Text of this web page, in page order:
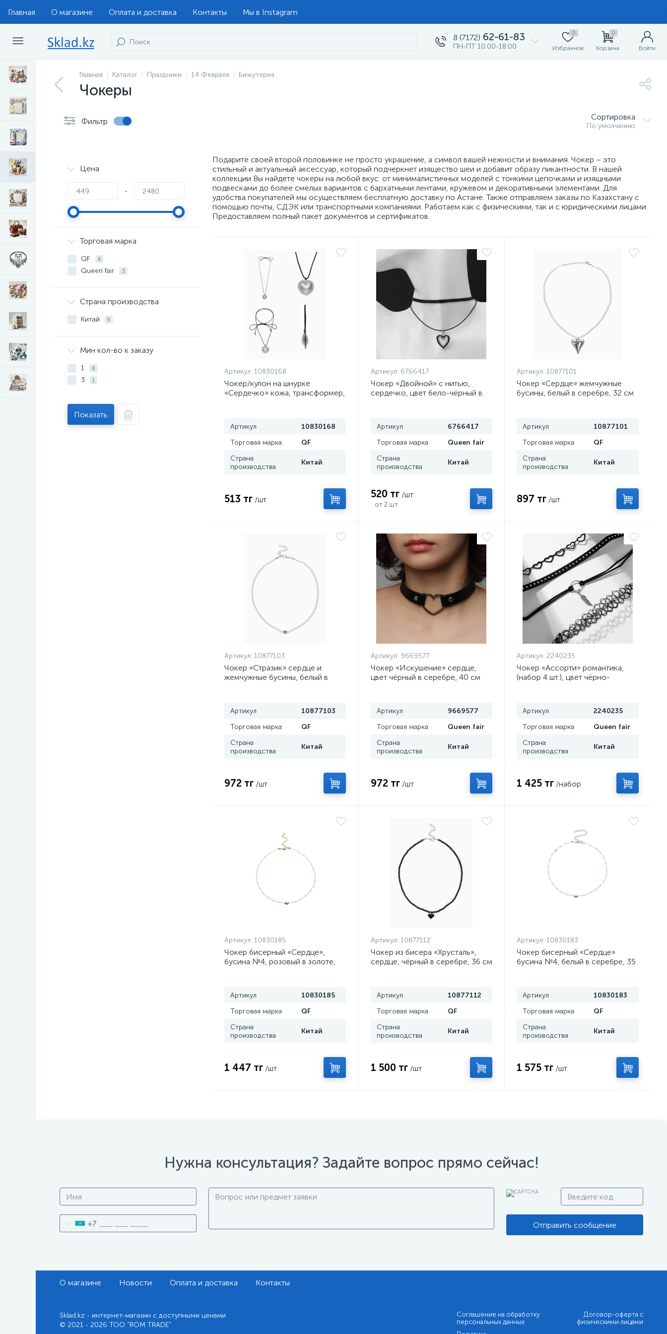
Главная О магазине Оплата и доставка Контакты Мы в Instagram
8 (7172) 62-61-83
ПН-ПТ 10:00-18:00
0
Избранное
0
Корзина Войти
Главная Каталог Праздники 14 Февраля Бижутерия
Чокеры
Фильтр Сортировка
По умолчанию
Цена
-
Торговая марка
QF 6
Queen fair 3
Страна производства
Китай 9
Мин кол-во к заказу
1 8
3 1
Показать
Подарите своей второй половинке не просто украшение, а символ вашей нежности и внимания. Чокер – это
стильный и актуальный аксессуар, который подчеркнет изящество шеи и добавит образу пикантности. В нашей
коллекции Вы найдете чокеры на любой вкус: от минималистичных моделей с тонкими цепочками и изящными
подвесками до более смелых вариантов с бархатными лентами, кружевом и декоративными элементами. Для
удобства покупателей мы осуществляем бесплатную доставку по Астане. Также отправляем заказы по Казахстану с
помощью почты, СДЭК или транспортными компаниями. Работаем как с физическими, так и с юридическими лицами.
Предоставляем полный пакет документов и сертификатов.
Артикул: 10830168
Чокер/кулон на шнурке
«Сердечко» кожа, трансформер,
Артикул
10830168
Торговая марка
QF
Страна
производства
Китай
513 тг /шт
Артикул: 6766417
Чокер «Двойной» с нитью,
сердечко, цвет бело-чёрный в
Артикул
6766417
Торговая марка
Queen fair
Страна
производства
Китай
520 тг /шт
от 2 шт.
Артикул: 10877101
Чокер «Сердце» жемчужные
бусины, белый в серебре, 32 см
Артикул
10877101
Торговая марка
QF
Страна
производства
Китай
897 тг /шт
Артикул: 10877103
Чокер «Стразик» сердце и
жемчужные бусины, белый в
Артикул
10877103
Торговая марка
QF
Страна
производства
Китай
972 тг /шт
Артикул: 9669577
Чокер «Искушение» сердце,
цвет чёрный в серебре, 40 см
Артикул
9669577
Торговая марка
Queen fair
Страна
производства
Китай
972 тг /шт
Артикул: 2240235
Чокер «Ассорти» романтика,
(набор 4 шт.), цвет чёрно-
Артикул
2240235
Торговая марка
Queen fair
Страна
производства
Китай
1 425 тг /набор
Артикул: 10830185
Чокер бисерный «Сердце»,
бусина №4, розовый в золоте,
Артикул
10830185
Торговая марка
QF
Страна
производства
Китай
1 447 тг /шт
Артикул: 10877112
Чокер из бисера «Хрусталь»,
сердце, чёрный в серебре, 36 см
Артикул
10877112
Торговая марка
QF
Страна
производства
Китай
1 500 тг /шт
Артикул: 10830183
Чокер бисерный «Сердце»
бусина №4, белый в серебре, 35
Артикул
10830183
Торговая марка
QF
Страна
производства
Китай
1 575 тг /шт
Нужна консультация? Задайте вопрос прямо сейчас!
+7 Отправить сообщение
О магазине Новости Оплата и доставка Контакты
Sklad.kz - интернет-магазин с доступными ценами
© 2021 - 2026 ТОО "ROM TRADE"
Соглашение на обработку
персональных данных
Договор-оферта с
физическими лицами